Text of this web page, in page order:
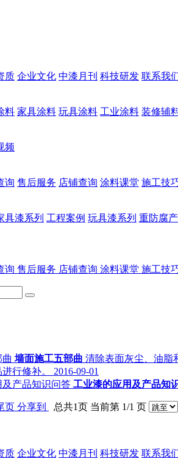
质 企业文化 中漆月刊 科技研发 联系我
料 家具涂料 玩具涂料 工业涂料 装修辅
频
询 售后服务 店铺查询 涂料课堂 施工技
具漆系列 工程案例 玩具漆系列 重防腐
询 售后服务 店铺查询 涂料课堂 施工技
墙面施工五部曲 清除表面灰尘、油脂
行修补。 2016-09-01
工业漆的应用及产品知
页 分享到 总共1页 当前第 1/1 页
质 企业文化 中漆月刊 科技研发 联系我